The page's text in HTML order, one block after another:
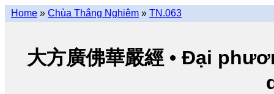
Home » Chùa Thắng Nghiêm » TN.063
大方廣佛華嚴經 • Đại